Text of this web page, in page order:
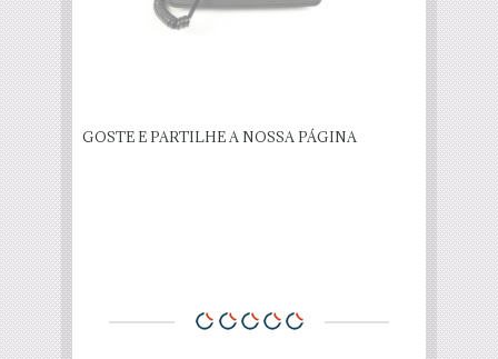
GOSTE E PARTILHE A NOSSA PÁGINA